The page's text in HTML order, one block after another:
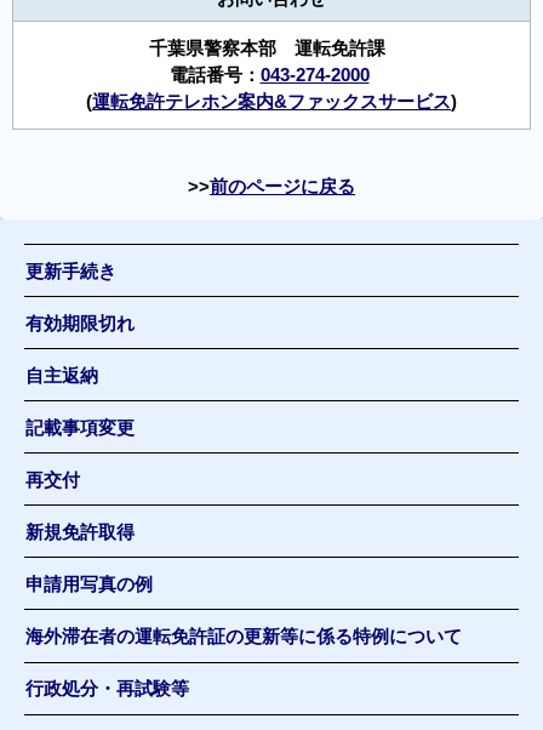
千葉県警察本部 運転免許課
電話番号： 043-274-2000
(運転免許テレホン案内&ファックスサービス)
前のページに戻る
更新手続き
有効期限切れ
自主返納
記載事項変更
再交付
新規免許取得
申請用写真の例
海外滞在者の運転免許証の更新等に係る特例について
行政処分・再試験等